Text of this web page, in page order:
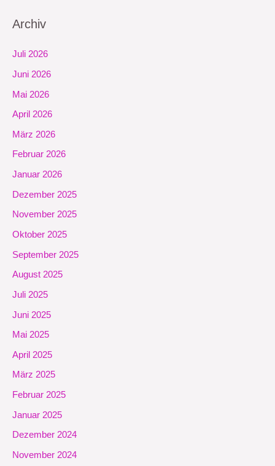
Archiv
Juli 2026
Juni 2026
Mai 2026
April 2026
März 2026
Februar 2026
Januar 2026
Dezember 2025
November 2025
Oktober 2025
September 2025
August 2025
Juli 2025
Juni 2025
Mai 2025
April 2025
März 2025
Februar 2025
Januar 2025
Dezember 2024
November 2024